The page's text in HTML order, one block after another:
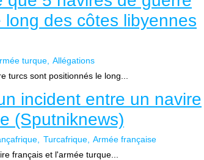
des côtes libyennes
turque Allégations
turcs sont positionnés le long...
incident entre un navire
(Sputniknews)
Turcafrique Armée française
français et l'armée turque...